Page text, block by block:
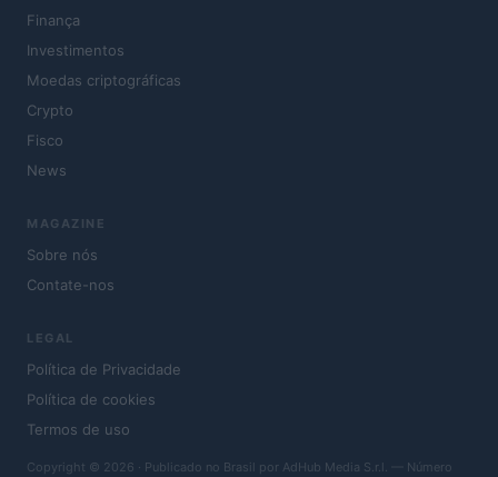
Finança
Investimentos
Moedas criptográficas
Crypto
Fisco
News
MAGAZINE
Sobre nós
Contate-nos
LEGAL
Política de Privacidade
Política de cookies
Termos de uso
Copyright © 2026 · Publicado no Brasil por AdHub Media S.r.l. — Número